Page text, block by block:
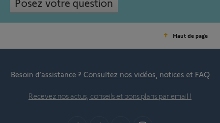
Haut de page
Besoin d’assistance ? Consultez nos vidéos, notices et FAQ
Recevez nos actus, conseils et bons plans par email !